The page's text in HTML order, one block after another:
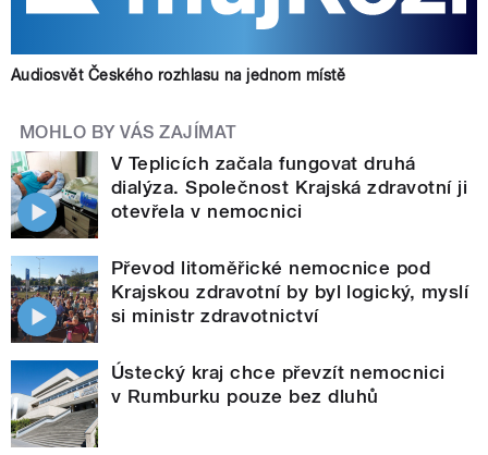
Audiosvět Českého rozhlasu na jednom místě
MOHLO BY VÁS ZAJÍMAT
V Teplicích začala fungovat druhá
dialýza. Společnost Krajská zdravotní ji
otevřela v nemocnici
Převod litoměřické nemocnice pod
Krajskou zdravotní by byl logický, myslí
si ministr zdravotnictví
Ústecký kraj chce převzít nemocnici
v Rumburku pouze bez dluhů